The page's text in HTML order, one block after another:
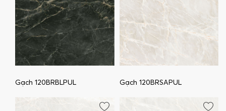
Gạch 120BRBLPUL Gạch 120BRSAPUL